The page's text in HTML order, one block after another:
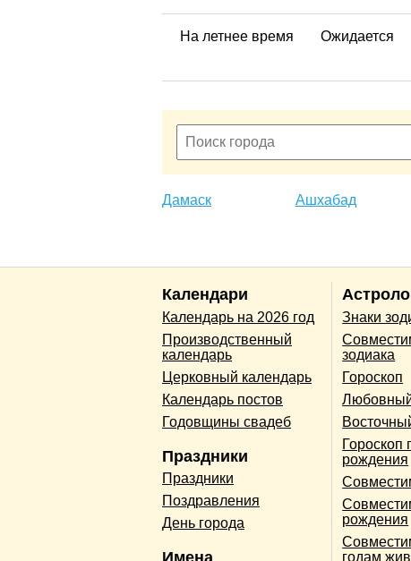
На летнее время Ожидается
Дамаск Ашхабад
Календари
Календарь на 2026 год
Производственный
календарь
Церковный календарь
Календарь постов
Годовщины свадеб
Праздники
Праздники
Поздравления
День города
Знаки
зодиака
Гороскоп
Любовный
Гороскоп
рождения
рождения
годам